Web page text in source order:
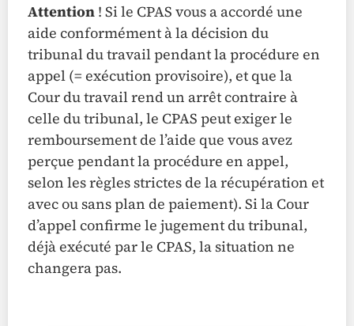
Attention ! Si le CPAS vous a accordé une
aide conformément à la décision du
tribunal du travail pendant la procédure en
appel (= exécution provisoire), et que la
Cour du travail rend un arrêt contraire à
celle du tribunal, le CPAS peut exiger le
remboursement de l’aide que vous avez
perçue pendant la procédure en appel,
selon les règles strictes de la récupération et
avec ou sans plan de paiement). Si la Cour
d’appel confirme le jugement du tribunal,
déjà exécuté par le CPAS, la situation ne
changera pas.